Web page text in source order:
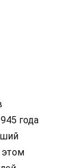
года
этом